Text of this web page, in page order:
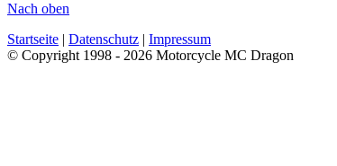
Nach oben
Startseite | Datenschutz | Impressum
© Copyright 1998 - 2026 Motorcycle MC Dragon